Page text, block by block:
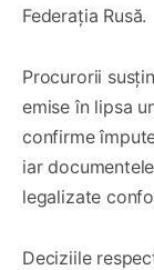
Federația Rusă.
Procurorii
emise în lipsa
confirme
iar
legalizate
Deciziile